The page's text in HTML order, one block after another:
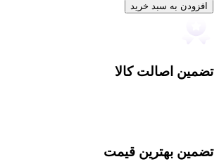
افزودن به سبد خرید
تضمین اصالت کالا
تضمین بهترین قیمت